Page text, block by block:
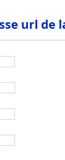
url de